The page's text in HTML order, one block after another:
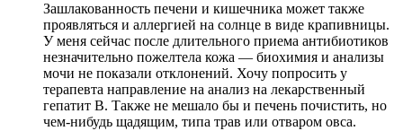
Зашлакованность печени и кишечника может также
проявляться и аллергией на солнце в виде крапивницы.
У меня сейчас после длительного приема антибиотиков
незначительно пожелтела кожа — биохимия и анализы
мочи не показали отклонений. Хочу попросить у
терапевта направление на анализ на лекарственный
гепатит B. Также не мешало бы и печень почистить, но
чем-нибудь щадящим, типа трав или отваром овса.